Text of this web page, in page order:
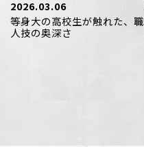
2026.03.06
等身大の高校生が触れた、職
人技の奥深さ